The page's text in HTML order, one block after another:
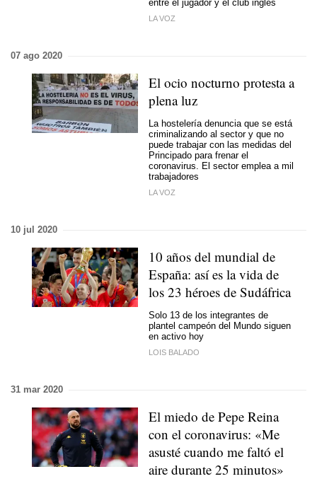
entre el jugador y el club inglés
LA VOZ
07 ago 2020
El ocio nocturno protesta a
plena luz
La hostelería denuncia que se está
criminalizando al sector y que no
puede trabajar con las medidas del
Principado para frenar el
coronavirus. El sector emplea a mil
trabajadores
LA VOZ
10 jul 2020
10 años del mundial de
España: así es la vida de
los 23 héroes de Sudáfrica
Solo 13 de los integrantes de
plantel campeón del Mundo siguen
en activo hoy
LOIS BALADO
31 mar 2020
El miedo de Pepe Reina
con el coronavirus: «Me
asusté cuando me faltó el
aire durante 25 minutos»